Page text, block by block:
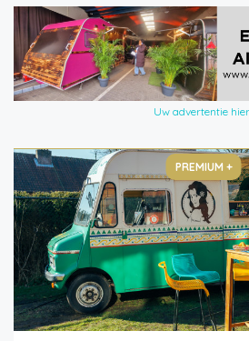
Uw advertentie
PREMIUM +